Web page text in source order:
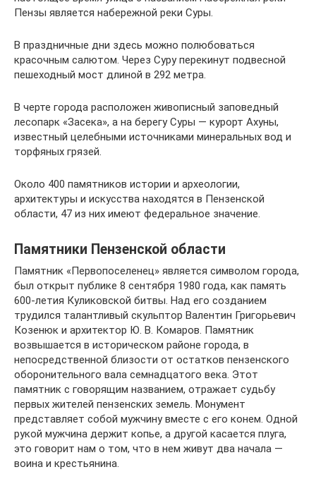
Пензы является набережной реки Суры.
В праздничные дни здесь можно полюбоваться
красочным салютом. Через Суру перекинут подвесной
пешеходный мост длиной в 292 метра.
В черте города расположен живописный заповедный
лесопарк «Засека», а на берегу Суры — курорт Ахуны,
известный целебными источниками минеральных вод и
торфяных грязей.
Около 400 памятников истории и археологии,
архитектуры и искусства находятся в Пензенской
области, 47 из них имеют федеральное значение.
Памятники Пензенской области
Памятник «Первопоселенец» является символом города,
был открыт публике 8 сентября 1980 года, как память
600-летия Куликовской битвы. Над его созданием
трудился талантливый скульптор Валентин Григорьевич
Козенюк и архитектор Ю. В. Комаров. Памятник
возвышается в историческом районе города, в
непосредственной близости от остатков пензенского
оборонительного вала семнадцатого века. Этот
памятник с говорящим названием, отражает судьбу
первых жителей пензенских земель. Монумент
представляет собой мужчину вместе с его конем. Одной
рукой мужчина держит копье, а другой касается плуга,
это говорит нам о том, что в нем живут два начала —
воина и крестьянина.